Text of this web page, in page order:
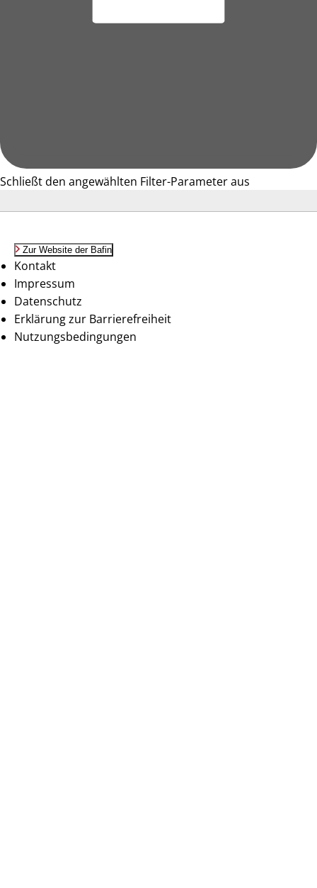
Schließt den angewählten Filter-Parameter aus
Zur Website der Bafin
Kontakt
Impressum
Datenschutz
Erklärung zur Barrierefreiheit
Nutzungsbedingungen